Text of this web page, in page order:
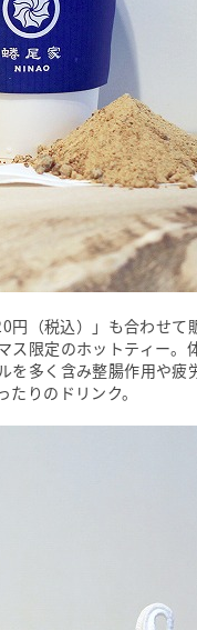
（税込）」も合わせて
限定のホットティー。
多く含み整腸作用や疲
りのドリンク。